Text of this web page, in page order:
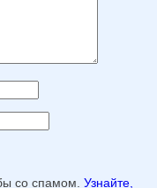
со спамом. Узнайте,